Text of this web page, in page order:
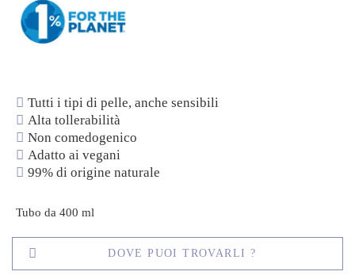
Tutti i tipi di pelle, anche sensibili
Alta tollerabilità
Non comedogenico
Adatto ai vegani
99% di origine naturale
Tubo da 400 ml
DOVE PUOI TROVARLI ?